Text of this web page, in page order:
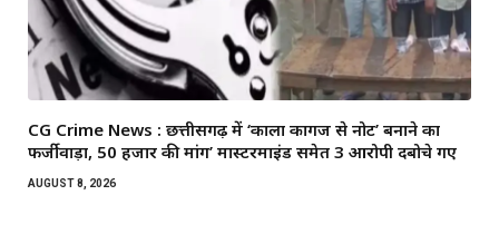
CG Crime News : छत्तीसगढ़ में ‘काला कागज से नोट’ बनाने का
फर्जीवाड़ा, 50 हजार की मांग’ मास्टरमाइंड समेत 3 आरोपी दबोचे गए
AUGUST 8, 2026